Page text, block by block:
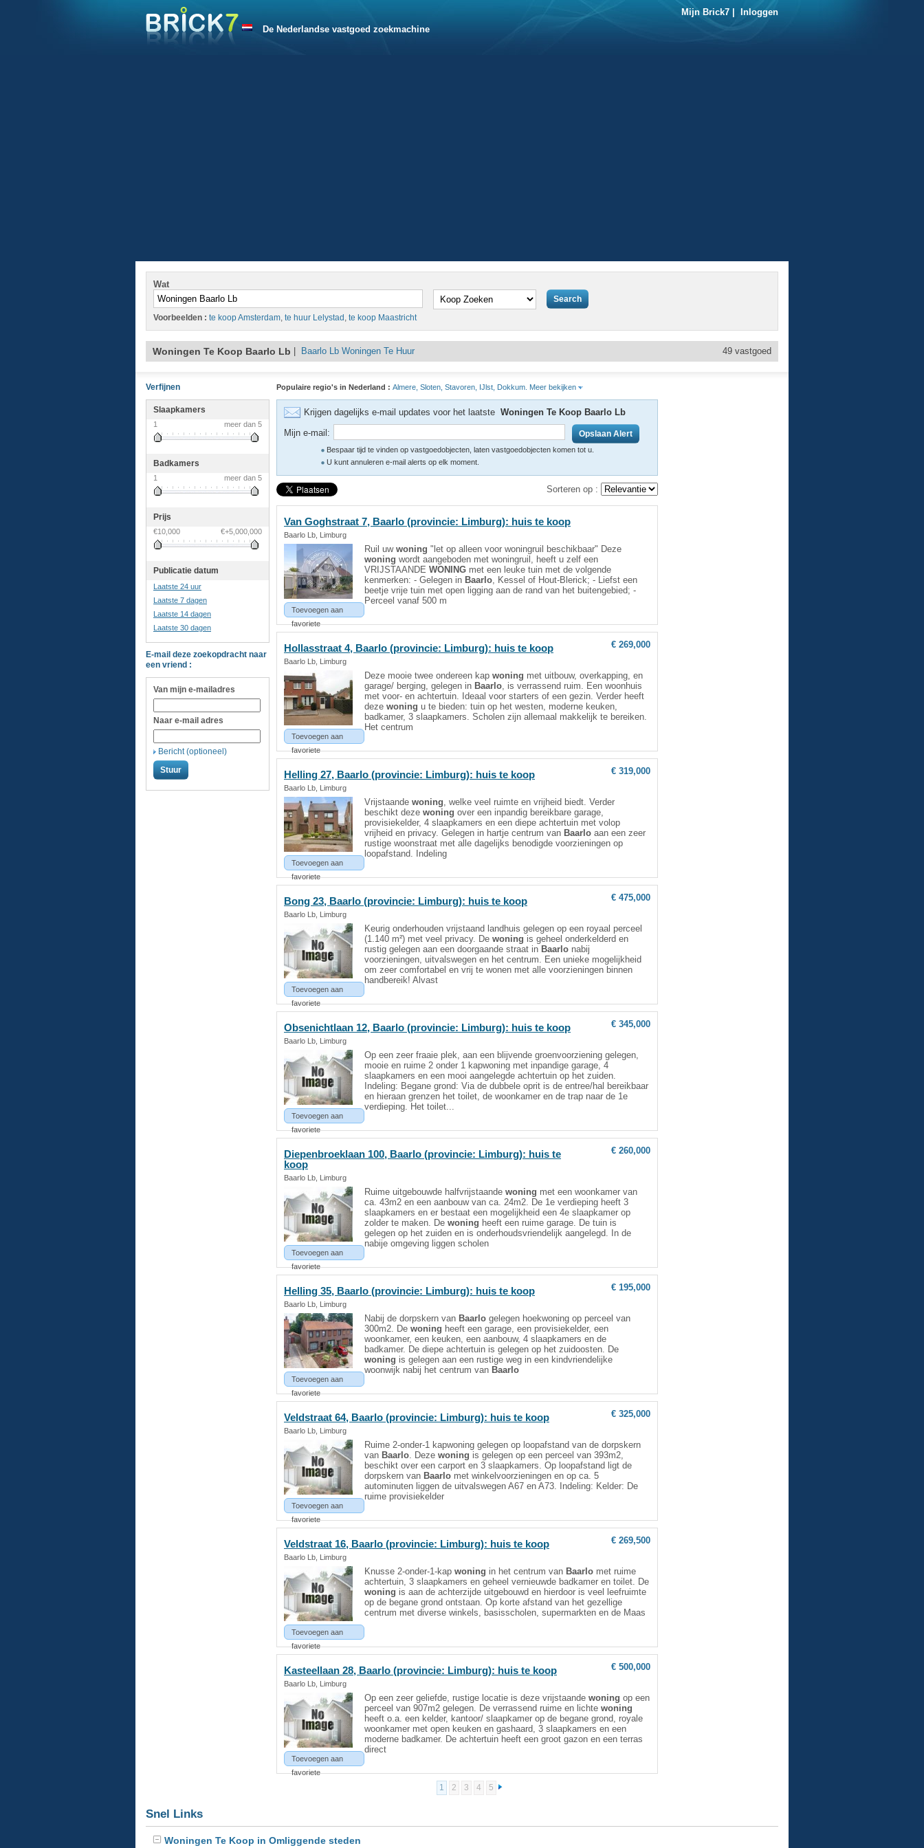
De Nederlandse vastgoed zoekmachine
Mijn Brick7 Inloggen
Wat
Voorbeelden : te koop Amsterdam, te huur Lelystad , te koop Maastricht
Woningen Te Koop Baarlo Lb Baarlo Lb Woningen Te Huur 49 vastgoed
Verfijnen
Slaapkamers
1
meer dan 5
Badkamers
1
meer dan 5
Prijs
€10,000
€+5,000,000
Publicatie datum
Laatste 24 uur
Laatste 7 dagen
Laatste 14 dagen
Laatste 30 dagen
E-mail deze zoekopdracht naar
een vriend :
Van mijn e-mailadres
Naar e-mail adres
Bericht (optioneel)
Populaire regio's in Nederland : Almere, Sloten, Stavoren, IJlst, Dokkum. Meer bekijken
Krijgen dagelijks e-mail updates voor het laatste Woningen Te Koop Baarlo Lb
Mijn e-mail:
Bespaar tijd te vinden op vastgoedobjecten, laten vastgoedobjecten komen tot u.
U kunt annuleren e-mail alerts op elk moment.
Sorteren op :
Van Goghstraat 7, Baarlo (provincie: Limburg): huis te koop
Baarlo Lb, Limburg
Toevoegen aan
favoriete
Ruil uwwoning "let op alleen voor woningruil beschikbaar" Deze
woning wordt aangeboden met woningruil, heeft u zelf een
VRIJSTAANDEWONING met een leuke tuin met de volgende
kenmerken: - Gelegen in Baarlo, Kessel of Hout-Blerick; - Liefst een
beetje vrije tuin met open ligging aan de rand van het buitengebied; -
Perceel vanaf 500 m
Hollasstraat 4, Baarlo (provincie: Limburg): huis te koop
Baarlo Lb, Limburg
€ 269,000
Toevoegen aan
favoriete
Deze mooie twee ondereen kapwoning met uitbouw, overkapping, en
garage/ berging, gelegen in Baarlo, is verrassend ruim. Een woonhuis
met voor- en achtertuin. Ideaal voor starters of een gezin. Verder heeft
dezewoning u te bieden: tuin op het westen, moderne keuken,
badkamer, 3 slaapkamers. Scholen zijn allemaal makkelijk te bereiken.
Het centrum
Helling 27, Baarlo (provincie: Limburg): huis te koop
Baarlo Lb, Limburg
€ 319,000
Toevoegen aan
favoriete
Vrijstaandewoning, welke veel ruimte en vrijheid biedt. Verder
beschikt dezewoning over een inpandig bereikbare garage,
provisiekelder, 4 slaapkamers en een diepe achtertuin met volop
vrijheid en privacy. Gelegen in hartje centrum van Baarlo aan een zeer
rustige woonstraat met alle dagelijks benodigde voorzieningen op
loopafstand. Indeling
Bong 23, Baarlo (provincie: Limburg): huis te koop
Baarlo Lb, Limburg
€ 475,000
Toevoegen aan
favoriete
Keurig onderhouden vrijstaand landhuis gelegen op een royaal perceel
(1.140 m²) met veel privacy. Dewoning is geheel onderkelderd en
rustig gelegen aan een doorgaande straat in Baarlo nabij
voorzieningen, uitvalswegen en het centrum. Een unieke mogelijkheid
om zeer comfortabel en vrij te wonen met alle voorzieningen binnen
handbereik! Alvast
Obsenichtlaan 12, Baarlo (provincie: Limburg): huis te koop
Baarlo Lb, Limburg
€ 345,000
Toevoegen aan
favoriete
Op een zeer fraaie plek, aan een blijvende groenvoorziening gelegen,
mooie en ruime 2 onder 1 kapwoning met inpandige garage, 4
slaapkamers en een mooi aangelegde achtertuin op het zuiden.
Indeling: Begane grond: Via de dubbele oprit is de entree/hal bereikbaar
en hieraan grenzen het toilet, de woonkamer en de trap naar de 1e
verdieping. Het toilet...
Diepenbroeklaan 100, Baarlo (provincie: Limburg): huis te
koop
Baarlo Lb, Limburg
€ 260,000
Toevoegen aan
favoriete
Ruime uitgebouwde halfvrijstaandewoning met een woonkamer van
ca. 43m2 en een aanbouw van ca. 24m2. De 1e verdieping heeft 3
slaapkamers en er bestaat een mogelijkheid een 4e slaapkamer op
zolder te maken. Dewoning heeft een ruime garage. De tuin is
gelegen op het zuiden en is onderhoudsvriendelijk aangelegd. In de
nabije omgeving liggen scholen
Helling 35, Baarlo (provincie: Limburg): huis te koop
Baarlo Lb, Limburg
€ 195,000
Toevoegen aan
favoriete
Nabij de dorpskern van Baarlo gelegen hoekwoning op perceel van
300m2. Dewoning heeft een garage, een provisiekelder, een
woonkamer, een keuken, een aanbouw, 4 slaapkamers en de
badkamer. De diepe achtertuin is gelegen op het zuidoosten. De
woning is gelegen aan een rustige weg in een kindvriendelijke
woonwijk nabij het centrum van Baarlo
Veldstraat 64, Baarlo (provincie: Limburg): huis te koop
Baarlo Lb, Limburg
€ 325,000
Toevoegen aan
favoriete
Ruime 2-onder-1 kapwoning gelegen op loopafstand van de dorpskern
van Baarlo. Dezewoning is gelegen op een perceel van 393m2,
beschikt over een carport en 3 slaapkamers. Op loopafstand ligt de
dorpskern van Baarlo met winkelvoorzieningen en op ca. 5
autominuten liggen de uitvalswegen A67 en A73. Indeling: Kelder: De
ruime provisiekelder
Veldstraat 16, Baarlo (provincie: Limburg): huis te koop
Baarlo Lb, Limburg
€ 269,500
Toevoegen aan
favoriete
Knusse 2-onder-1-kapwoning in het centrum van Baarlo met ruime
achtertuin, 3 slaapkamers en geheel vernieuwde badkamer en toilet. De
woning is aan de achterzijde uitgebouwd en hierdoor is veel leefruimte
op de begane grond ontstaan. Op korte afstand van het gezellige
centrum met diverse winkels, basisscholen, supermarkten en de Maas
Kasteellaan 28, Baarlo (provincie: Limburg): huis te koop
Baarlo Lb, Limburg
€ 500,000
Toevoegen aan
favoriete
Op een zeer geliefde, rustige locatie is deze vrijstaandewoning op een
perceel van 907m2 gelegen. De verrassend ruime en lichtewoning
heeft o.a. een kelder, kantoor/ slaapkamer op de begane grond, royale
woonkamer met open keuken en gashaard, 3 slaapkamers en een
moderne badkamer. De achtertuin heeft een groot gazon en een terras
direct
1 2 3 4 5
Snel Links
Woningen Te Koop in Omliggende steden